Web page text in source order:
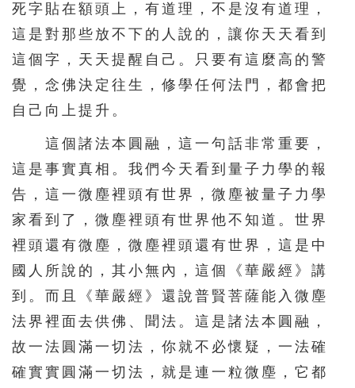
死字貼在額頭上，有道理，不是沒有道理，
這是對那些放不下的人說的，讓你天天看到
這個字，天天提醒自己。只要有這麼高的警
覺，念佛決定往生，修學任何法門，都會把
自己向上提升。
這個諸法本圓融，這一句話非常重要，
這是事實真相。我們今天看到量子力學的報
告，這一微塵裡頭有世界，微塵被量子力學
家看到了，微塵裡頭有世界他不知道。世界
裡頭還有微塵，微塵裡頭還有世界，這是中
國人所說的，其小無內，這個《華嚴經》講
到。而且《華嚴經》還說普賢菩薩能入微塵
法界裡面去供佛、聞法。這是諸法本圓融，
故一法圓滿一切法，你就不必懷疑，一法確
確實實圓滿一切法，就是連一粒微塵，它都